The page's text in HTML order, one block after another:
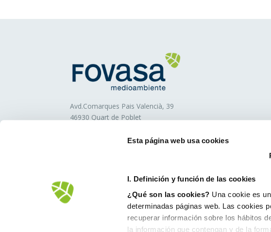
Esta página web usa cookies
I. Definición y función de las cookies
¿Qué son las cookies? Una cookie es
determinadas páginas web. Las cookies
recuperar información sobre los hábitos
la información que contengan y de la
Avd.Comarques Pais Valencià, 39
46930 Quart de Poblet